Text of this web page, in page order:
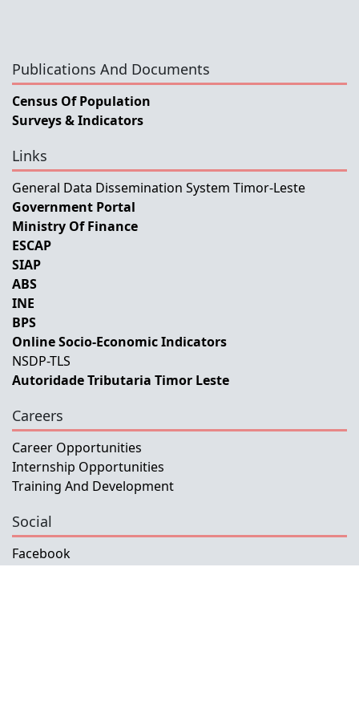
Publications And Documents
Census Of Population
Surveys & Indicators
Links
General Data Dissemination System Timor-Leste
Government Portal
Ministry Of Finance
ESCAP
SIAP
ABS
INE
BPS
Online Socio-Economic Indicators
NSDP-TLS
Autoridade Tributaria Timor Leste
Careers
Career Opportunities
Internship Opportunities
Training And Development
Social
Facebook